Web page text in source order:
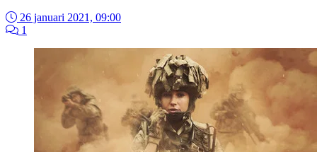
26 januari 2021, 09:00
1